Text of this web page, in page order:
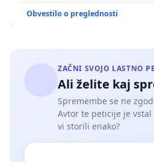
Obvestilo o preglednosti
ZAČNI SVOJO LASTNO
Ali želite kaj
Spremembe se ne
Avtor te peticije je
vi storili enako?